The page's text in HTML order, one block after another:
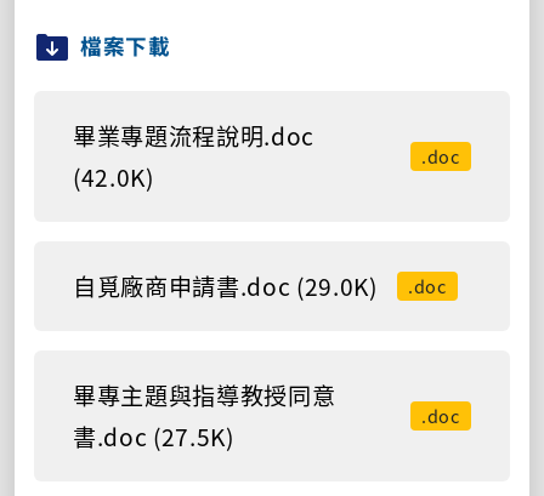
檔案下載
畢業專題流程說明.doc
(42.0K)
.doc
自覓廠商申請書.doc (29.0K) .doc
畢專主題與指導教授同意
書.doc (27.5K)
.doc